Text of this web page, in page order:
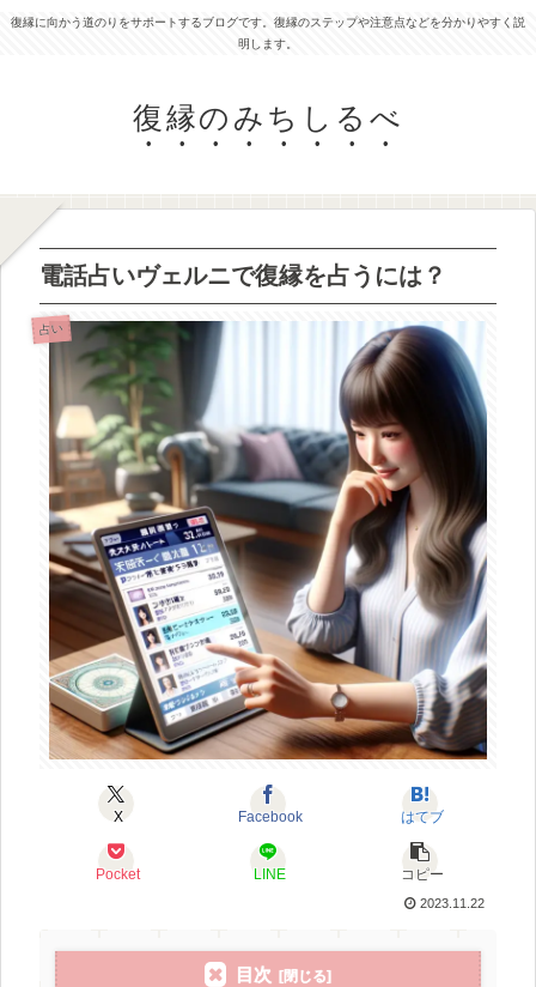
復縁に向かう道のりをサポートするブログです。復縁のステップや注意点などを分かりやすく説
明します。
復縁のみちしるべ
電話占いヴェルニで復縁を占うには？
占い
X Facebook はてブ
Pocket LINE コピー
2023.11.22
目次